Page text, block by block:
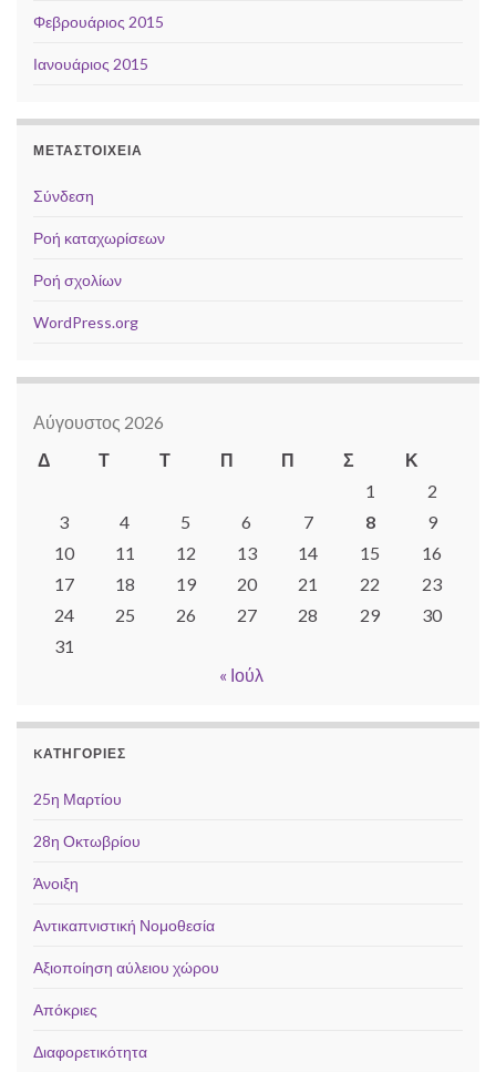
Φεβρουάριος 2015
Ιανουάριος 2015
ΜΕΤΑΣΤΟΙΧΕΊΑ
Σύνδεση
Ροή καταχωρίσεων
Ροή σχολίων
WordPress.org
Αύγουστος 2026
Δ
Τ Τ Π Π Σ
Κ
1
2
3
4 5 6 7 8
9
10
11 12 13 14 15
16
17
18 19 20 21 22
23
24
25 26 27 28 29
30
31
« Ιούλ
KΑΤΗΓΟΡΊΕΣ
25η Μαρτίου
28η Οκτωβρίου
Άνοιξη
Αντικαπνιστική Νομοθεσία
Αξιοποίηση αύλειου χώρου
Απόκριες
Διαφορετικότητα